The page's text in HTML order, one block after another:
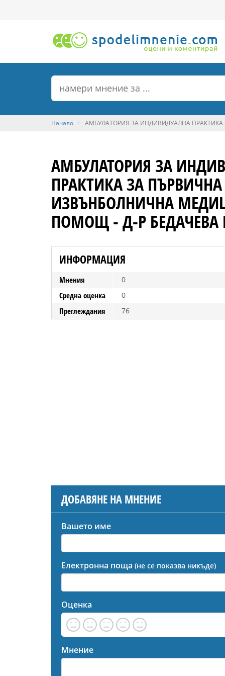
Начало АМБУЛАТОРИЯ ЗА ИНДИВИДУАЛНА
АМБУЛАТОРИЯ ЗА
ПРАКТИКА ЗА ПЪРВИЧНА
ИЗВЪНБОЛНИЧНА
ПОМОЩ - Д-Р БЕДАЧЕВА
ИНФОРМАЦИЯ
Мнения 0
Средна оценка 0
Преглеждания 76
ДОБАВЯНЕ НА МНЕНИЕ
Вашето име
Електронна поща (не се показва никъде)
Оценка
Мнение